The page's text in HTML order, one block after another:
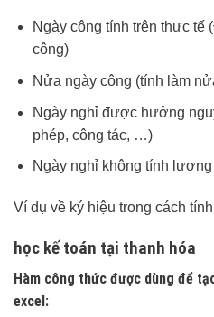
Ngày công tính trên thực
công)
Nửa ngày công (tính làm
Ngày nghỉ được hưởng
phép, công tác, …)
Ngày nghỉ không tính lương
Ví dụ về ký hiệu trong cách
học kế toán tại thanh hóa
Hàm công thức được dùng để
excel: